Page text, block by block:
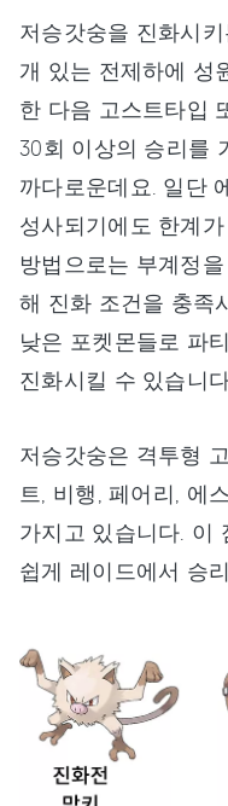
저승갓숭을 진화시
개 있는 전제하에 성
한 다음 고스트타입
30회 이상의 승리를
까다로운데요. 일단
성사되기에도 한계
방법으로는 부계정
해 진화 조건을 충족
낮은 포켓몬들로 파
진화시킬 수 있습니
저승갓숭은 격투형
트, 비행, 페어리, 에
가지고 있습니다. 이
쉽게 레이드에서 승